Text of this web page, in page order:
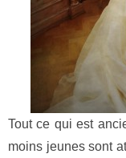
Tout ce qui est
moins jeunes sont